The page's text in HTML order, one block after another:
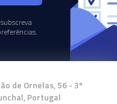
de Ornelas, 56 - 3º
Portugal